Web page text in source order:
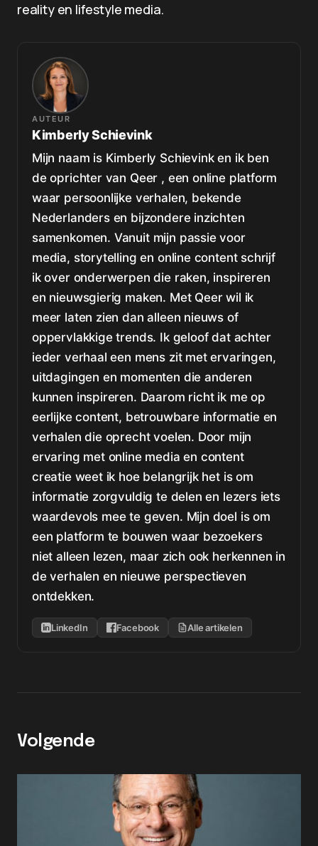
reality en lifestyle media.
AUTEUR
Kimberly Schievink
Mijn naam is Kimberly Schievink en ik ben
de oprichter van Qeer , een online platform
waar persoonlijke verhalen, bekende
Nederlanders en bijzondere inzichten
samenkomen. Vanuit mijn passie voor
media, storytelling en online content schrijf
ik over onderwerpen die raken, inspireren
en nieuwsgierig maken. Met Qeer wil ik
meer laten zien dan alleen nieuws of
oppervlakkige trends. Ik geloof dat achter
ieder verhaal een mens zit met ervaringen,
uitdagingen en momenten die anderen
kunnen inspireren. Daarom richt ik me op
eerlijke content, betrouwbare informatie en
verhalen die oprecht voelen. Door mijn
ervaring met online media en content
creatie weet ik hoe belangrijk het is om
informatie zorgvuldig te delen en lezers iets
waardevols mee te geven. Mijn doel is om
een platform te bouwen waar bezoekers
niet alleen lezen, maar zich ook herkennen in
de verhalen en nieuwe perspectieven
ontdekken.
LinkedIn Facebook Alle artikelen
Volgende